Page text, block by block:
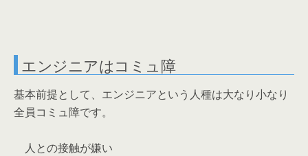
エンジニアはコミュ障
基本前提として、エンジニアという人種は大なり小なり
全員コミュ障です。
人との接触が嫌い